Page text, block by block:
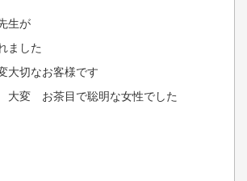
生が
ました
大切なお客様です
変 お茶目で聡明な女性でした